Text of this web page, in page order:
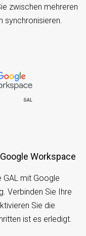
zwischen mehreren
synchronisieren.
Workspace
GAL mit Google
Verbinden Sie Ihre
Sie die
ist es erledigt.